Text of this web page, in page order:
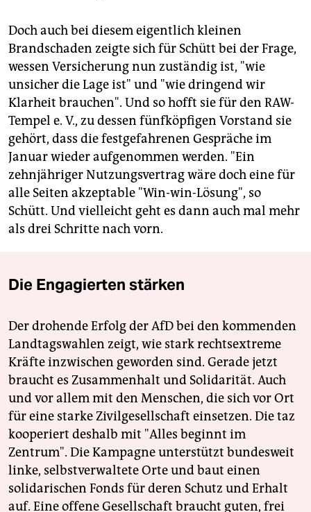
Doch auch bei diesem eigentlich kleinen
Brandschaden zeigte sich für Schütt bei der Frage,
wessen Versicherung nun zuständig ist, "wie
unsicher die Lage ist" und "wie dringend wir
Klarheit brauchen". Und so hofft sie für den RAW-
Tempel e. V., zu dessen fünfköpfigen Vorstand sie
gehört, dass die festgefahrenen Gespräche im
Januar wieder aufgenommen werden. "Ein
zehnjähriger Nutzungsvertrag wäre doch eine für
alle Seiten akzeptable "Win-win-Lösung", so
Schütt. Und vielleicht geht es dann auch mal mehr
als drei Schritte nach vorn.
Die Engagierten stärken
Der drohende Erfolg der AfD bei den kommenden
Landtagswahlen zeigt, wie stark rechtsextreme
Kräfte inzwischen geworden sind. Gerade jetzt
braucht es Zusammenhalt und Solidarität. Auch
und vor allem mit den Menschen, die sich vor Ort
für eine starke Zivilgesellschaft einsetzen. Die taz
kooperiert deshalb mit "Alles beginnt im
Zentrum". Die Kampagne unterstützt bundesweit
linke, selbstverwaltete Orte und baut einen
solidarischen Fonds für deren Schutz und Erhalt
auf. Eine offene Gesellschaft braucht guten, frei